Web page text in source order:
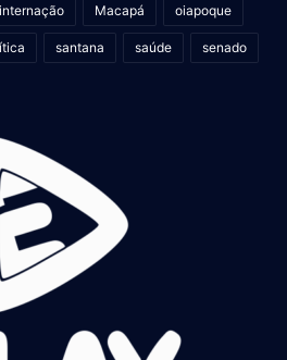
internação Macapá oiapoque
santana saúde senado